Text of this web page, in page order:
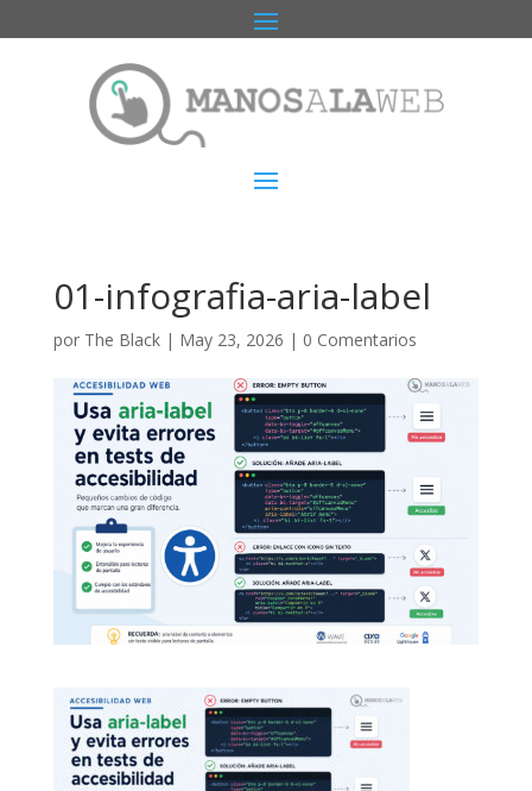
01-infografia-aria-label
por The Black| May 23, 2026 | 0 Comentarios